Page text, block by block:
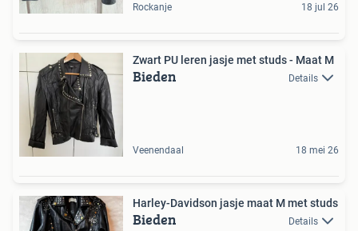
Rockanje 18 jul 26
Zwart PU leren jasje met studs - Maat M
Bieden Details
Veenendaal 18 mei 26
Harley-Davidson jasje maat M met studs
Bieden Details